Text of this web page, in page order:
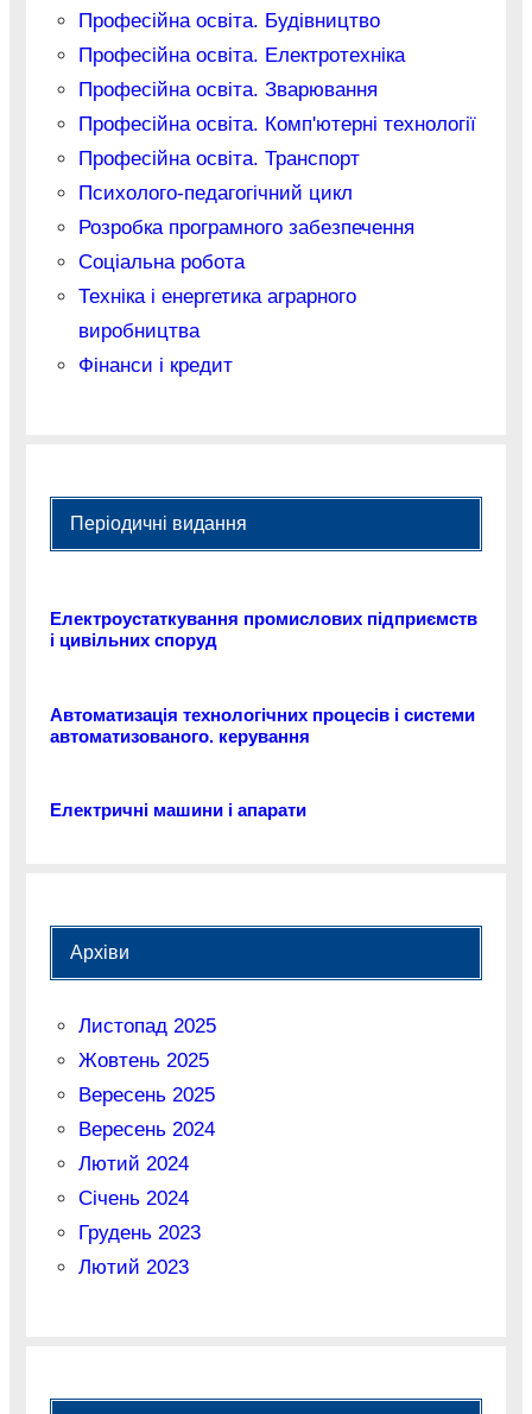
Професійна освіта. Будівництво
Професійна освіта. Електротехніка
Професійна освіта. Зварювання
Професійна освіта. Комп'ютерні технології
Професійна освіта. Транспорт
Психолого-педагогічний цикл
Розробка програмного забезпечення
Соціальна робота
Техніка і енергетика аграрного
виробництва
Фінанси і кредит
Періодичні видання
Електроустаткування промислових підприємств
і цивільних споруд
Автоматизація технологічних процесів і системи
автоматизованого. керування
Електричні машини і апарати
Архіви
Листопад 2025
Жовтень 2025
Вересень 2025
Вересень 2024
Лютий 2024
Січень 2024
Грудень 2023
Лютий 2023